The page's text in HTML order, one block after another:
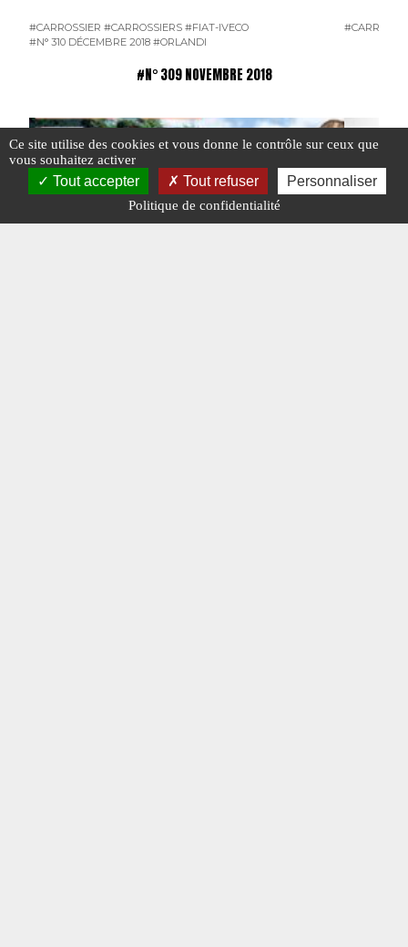
#CARROSSIER #CARROSSIERS #FIAT-IVECO
#N° 310 DÉCEMBRE 2018 #ORLANDI
#N° 309 NOVEMBRE 2018
Ce site utilise des cookies et vous donne le contrôle sur ceux que
vous souhaitez activer
Tout accepter Tout refuser Personnaliser
Politique de confidentialité